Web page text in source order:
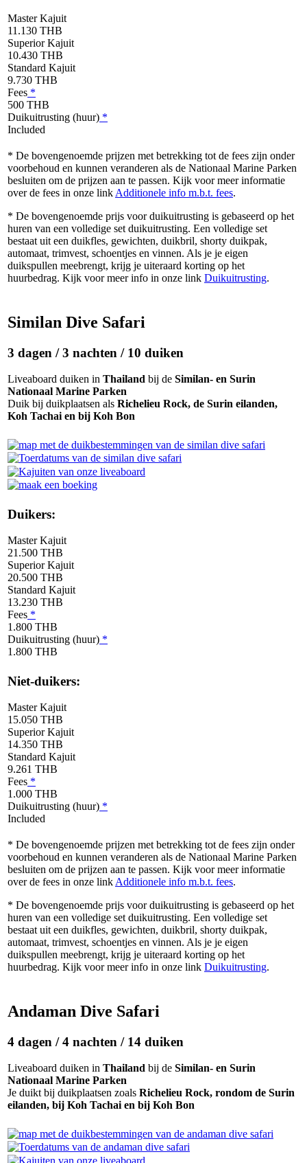
Master Kajuit
11.130 THB
Superior Kajuit
10.430 THB
Standard Kajuit
9.730 THB
Fees *
500 THB
Duikuitrusting (huur) *
Included
* De bovengenoemde prijzen met betrekking tot de fees zijn onder
voorbehoud en kunnen veranderen als de Nationaal Marine Parken
besluiten om de prijzen aan te passen. Kijk voor meer informatie
over de fees in onze link Additionele info m.b.t. fees.
* De bovengenoemde prijs voor duikuitrusting is gebaseerd op het
huren van een volledige set duikuitrusting. Een volledige set
bestaat uit een duikfles, gewichten, duikbril, shorty duikpak,
automaat, trimvest, schoentjes en vinnen. Als je je eigen
duikspullen meebrengt, krijg je uiteraard korting op het
huurbedrag. Kijk voor meer info in onze link Duikuitrusting.
Similan Dive Safari
3 dagen / 3 nachten / 10 duiken
Liveaboard duiken in Thailand bij de Similan- en Surin
Nationaal Marine Parken
Duik bij duikplaatsen als Richelieu Rock, de Surin eilanden,
Koh Tachai en bij Koh Bon
Duikers:
Master Kajuit
21.500 THB
Superior Kajuit
20.500 THB
Standard Kajuit
13.230 THB
Fees *
1.800 THB
Duikuitrusting (huur) *
1.800 THB
Niet-duikers:
Master Kajuit
15.050 THB
Superior Kajuit
14.350 THB
Standard Kajuit
9.261 THB
Fees *
1.000 THB
Duikuitrusting (huur) *
Included
* De bovengenoemde prijzen met betrekking tot de fees zijn onder
voorbehoud en kunnen veranderen als de Nationaal Marine Parken
besluiten om de prijzen aan te passen. Kijk voor meer informatie
over de fees in onze link Additionele info m.b.t. fees.
* De bovengenoemde prijs voor duikuitrusting is gebaseerd op het
huren van een volledige set duikuitrusting. Een volledige set
bestaat uit een duikfles, gewichten, duikbril, shorty duikpak,
automaat, trimvest, schoentjes en vinnen. Als je je eigen
duikspullen meebrengt, krijg je uiteraard korting op het
huurbedrag. Kijk voor meer info in onze link Duikuitrusting.
Andaman Dive Safari
4 dagen / 4 nachten / 14 duiken
Liveaboard duiken in Thailand bij de Similan- en Surin
Nationaal Marine Parken
Je duikt bij duikplaatsen zoals Richelieu Rock, rondom de Surin
eilanden, bij Koh Tachai en bij Koh Bon